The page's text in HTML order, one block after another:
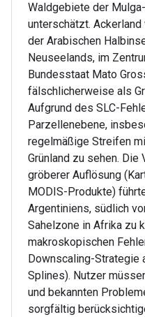
Waldgebiete der
unterschätzt.
der Arabischen
Neuseelands, im
Bundesstaat Mato
fälschlicherweise als
Aufgrund des SLC-
Parzellenebene,
regelmäßige Streifen
Grünland zu sehen. Die
gröberer Auflösung
MODIS-Produkte)
Argentiniens, südlich
Sahelzone in Afrika zu
makroskopischen
Downscaling-Strategie
Splines). Nutzer
und bekannten
sorgfältig